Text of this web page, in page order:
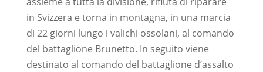
in Svizzera e torna in montagna, in una marcia
di 22 giorni lungo i valichi ossolani, al comando
del battaglione Brunetto. In seguito viene
destinato al comando del battaglione d’assalto